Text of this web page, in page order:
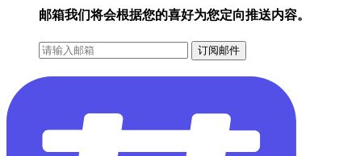
邮箱我们将会根据您的喜好为您定向推送内容。
订阅邮件